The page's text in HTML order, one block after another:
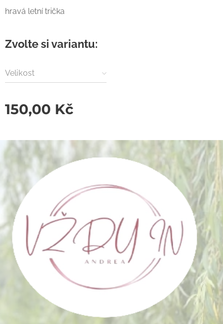
hravá letní trička
Zvolte si variantu:
Velikost
150,00 Kč